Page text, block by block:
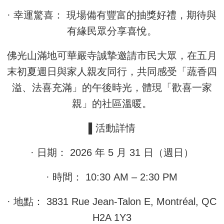
· 幸運驚喜： 現場備有豐富的抽獎好禮，期待與
有緣民眾分享喜悅。
佛光山滿地可華嚴寺誠摯邀請市民大眾，在五月
末初夏週日與家人親友同行，共同感受「蔬香四
溢、法喜充滿」的午後時光，體現「歡喜一家
親」的社區溫暖。
▌活動詳情
· 日期： 2026 年 5 月 31 日（週日）
· 時間： 10:30 AM – 2:30 PM
· 地點： 3831 Rue Jean-Talon E, Montréal, QC
H2A 1Y3